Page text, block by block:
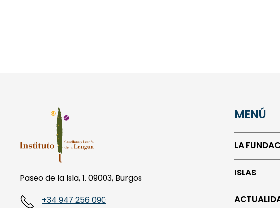
Paseo de la Isla, 1. 09003, Burgos
+34 947 256 090
MENÚ
LA
ISLAS